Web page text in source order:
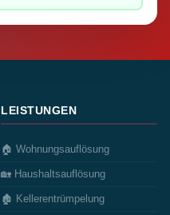
LEISTUNGEN
🏠 Wohnungsauflösung
🏡 Haushaltsauflösung
🏚️ Kellerentrümpelung